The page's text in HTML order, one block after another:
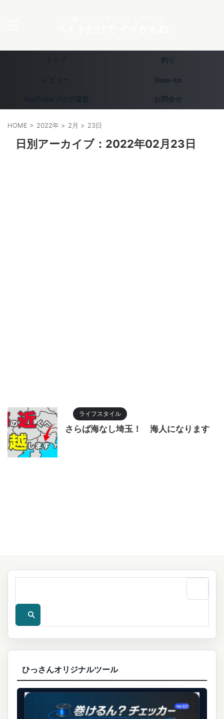
釣り
How-to
お問合せ
HOME > 2022年 > 2月 > 23日
日別アーカイブ：2022年02月23日
ライフスタイル
さらば海なし埼玉！ 海人になります
ひっさんオリジナルツール